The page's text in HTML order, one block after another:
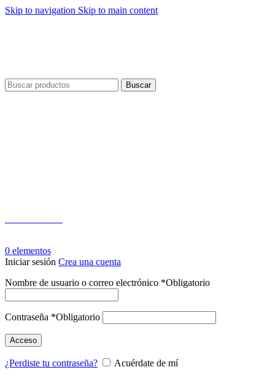
Skip to navigation Skip to main content
Buscar
0 elementos
Iniciar sesión Crea una cuenta
Nombre de usuario o correo electrónico *Obligatorio
Contraseña *Obligatorio
Acceso
¿Perdiste tu contraseña?
Acuérdate de mí